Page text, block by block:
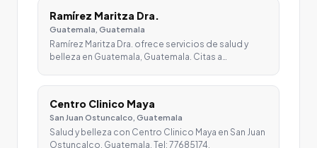
Ramírez Maritza Dra.
Guatemala, Guatemala
Ramírez Maritza Dra. ofrece servicios de salud y
belleza en Guatemala, Guatemala. Citas a…
Centro Clinico Maya
San Juan Ostuncalco, Guatemala
Salud y belleza con Centro Clinico Maya en San Juan
Ostuncalco, Guatemala. Tel: 77685174.